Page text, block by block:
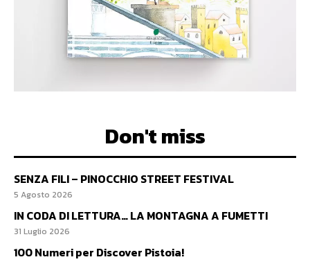
Don't miss
SENZA FILI – PINOCCHIO STREET FESTIVAL
5 Agosto 2026
IN CODA DI LETTURA… LA MONTAGNA A FUMETTI
31 Luglio 2026
100 Numeri per Discover Pistoia!